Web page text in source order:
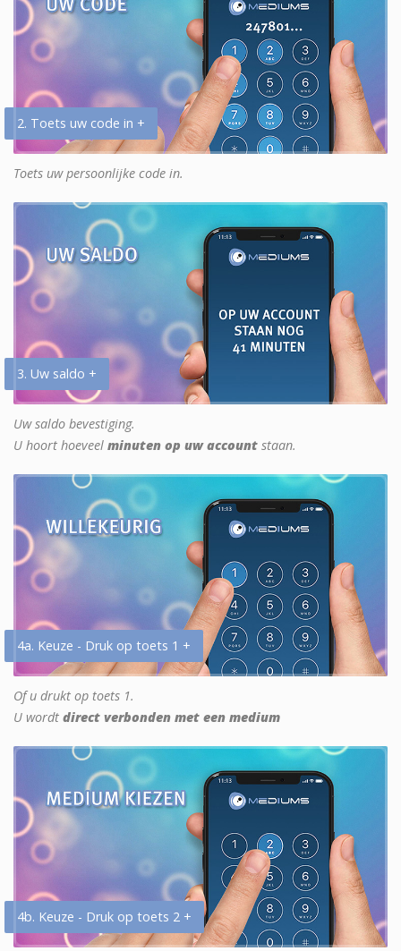
2. Toets uw code in +
Toets uw persoonlijke code in.
3. Uw saldo +
Uw saldo bevestiging.
U hoort hoeveel minuten op uw account staan.
4a. Keuze - Druk op toets 1 +
Of u drukt op toets 1.
U wordt direct verbonden met een medium
4b. Keuze - Druk op toets 2 +